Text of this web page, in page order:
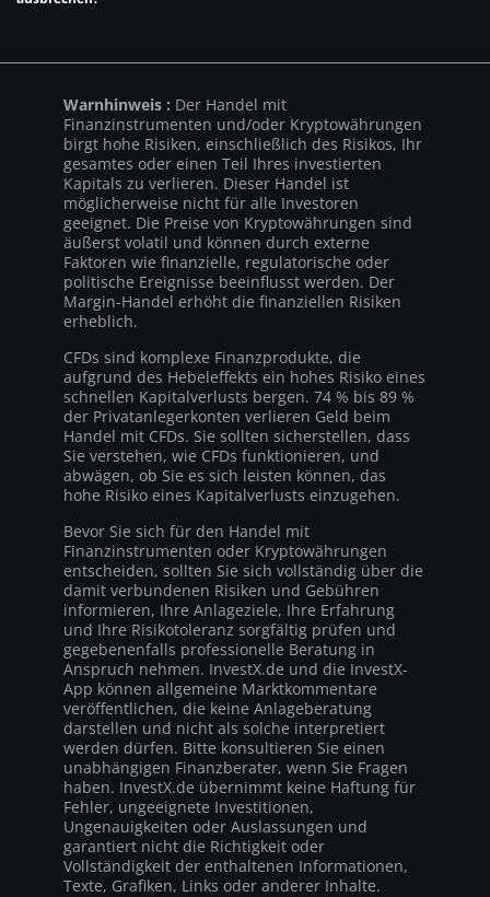
Warnhinweis : Der Handel mit
Finanzinstrumenten und/oder Kryptowährungen
birgt hohe Risiken, einschließlich des Risikos, Ihr
gesamtes oder einen Teil Ihres investierten
Kapitals zu verlieren. Dieser Handel ist
möglicherweise nicht für alle Investoren
geeignet. Die Preise von Kryptowährungen sind
äußerst volatil und können durch externe
Faktoren wie finanzielle, regulatorische oder
politische Ereignisse beeinflusst werden. Der
Margin-Handel erhöht die finanziellen Risiken
erheblich.
CFDs sind komplexe Finanzprodukte, die
aufgrund des Hebeleffekts ein hohes Risiko eines
schnellen Kapitalverlusts bergen. 74 % bis 89 %
der Privatanlegerkonten verlieren Geld beim
Handel mit CFDs. Sie sollten sicherstellen, dass
Sie verstehen, wie CFDs funktionieren, und
abwägen, ob Sie es sich leisten können, das
hohe Risiko eines Kapitalverlusts einzugehen.
Bevor Sie sich für den Handel mit
Finanzinstrumenten oder Kryptowährungen
entscheiden, sollten Sie sich vollständig über die
damit verbundenen Risiken und Gebühren
informieren, Ihre Anlageziele, Ihre Erfahrung
und Ihre Risikotoleranz sorgfältig prüfen und
gegebenenfalls professionelle Beratung in
Anspruch nehmen. InvestX.de und die InvestX-
App können allgemeine Marktkommentare
veröffentlichen, die keine Anlageberatung
darstellen und nicht als solche interpretiert
werden dürfen. Bitte konsultieren Sie einen
unabhängigen Finanzberater, wenn Sie Fragen
haben. InvestX.de übernimmt keine Haftung für
Fehler, ungeeignete Investitionen,
Ungenauigkeiten oder Auslassungen und
garantiert nicht die Richtigkeit oder
Vollständigkeit der enthaltenen Informationen,
Texte, Grafiken, Links oder anderer Inhalte.